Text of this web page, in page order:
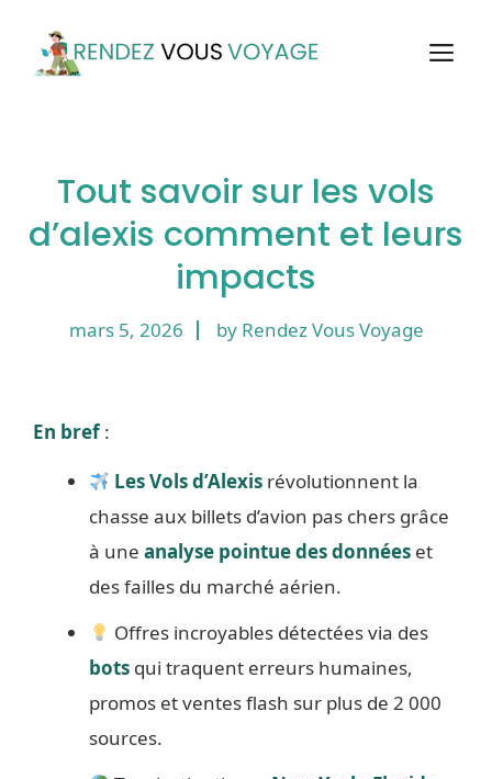
contenu
Tout savoir sur les vols
d’alexis comment et leurs
impacts
mars 5, 2026 by Rendez Vous Voyage
En bref:
Les Vols d’Alexis révolutionnent la
chasse aux billets d’avion pas chers grâce
à une analyse pointue des données et
des failles du marché aérien.
Offres incroyables détectées via des
bots qui traquent erreurs humaines,
promos et ventes flash sur plus de 2 000
sources.